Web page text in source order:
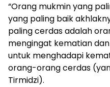
“Orang mukmin yang
yang paling baik
paling cerdas adalah
mengingat kematian
untuk menghadapi
orang-orang cerdas
Tirmidzi).